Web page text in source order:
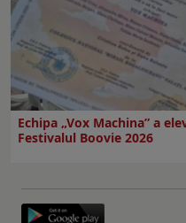
Echipa „Vox Machina” a
Festivalul Boovie 2026